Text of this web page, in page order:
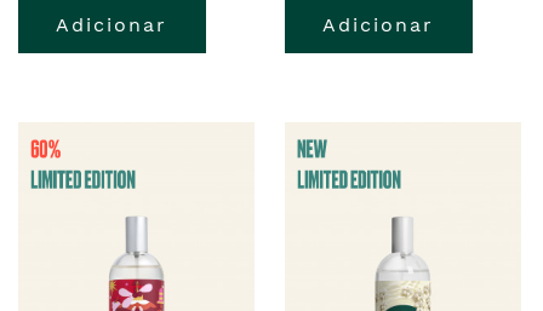
Adicionar Adicionar